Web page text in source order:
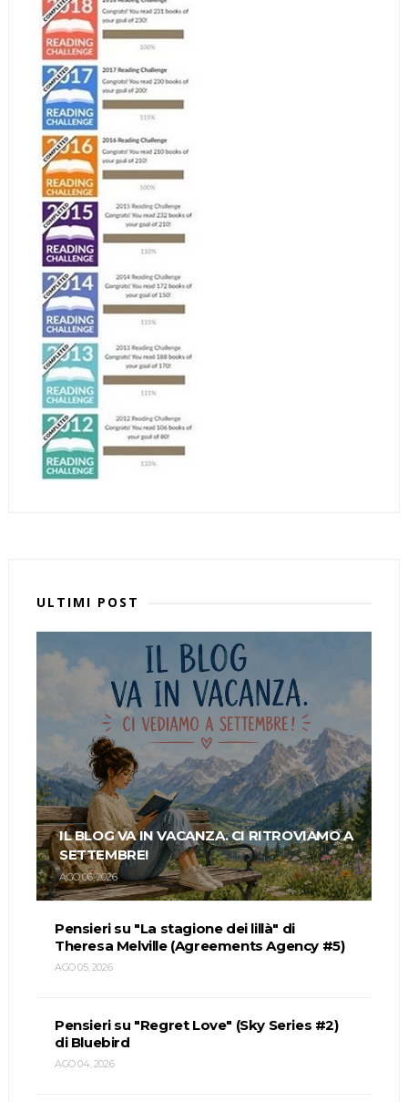
ULTIMI POST
IL BLOG VA IN VACANZA. CI RITROVIAMO A
SETTEMBRE!
AGO 06, 2026
Pensieri su "La stagione dei lillà" di
Theresa Melville (Agreements Agency #5)
AGO 05, 2026
Pensieri su "Regret Love" (Sky Series #2)
di Bluebird
AGO 04, 2026